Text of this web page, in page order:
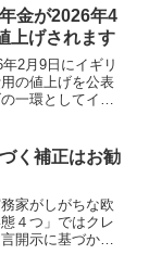
が違うので...
金が2026年4
上げされます
2月9日にイギリ
の値上げを公表
一環としてイギ
カッコ内は現在
く補正はお勧
家がしがちな欧
４つ」ではクレ
開示に基づかず